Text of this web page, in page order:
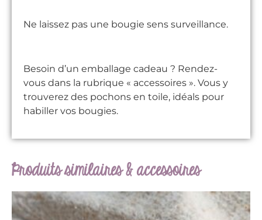
Produits similaires & accessoires
Ne laissez pas une bougie sens surveillance.
Besoin d’un emballage cadeau ? Rendez-
vous dans la rubrique « accessoires ». Vous y
trouverez des pochons en toile, idéals pour
habiller vos bougies.